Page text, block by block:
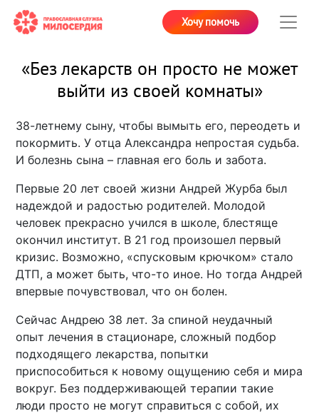
Хочу помочь
«Без лекарств он просто не может
выйти из своей комнаты»
38-летнему сыну, чтобы вымыть его, переодеть и
покормить. У отца Александра непростая судьба.
И болезнь сына – главная его боль и забота.
Первые 20 лет своей жизни Андрей Журба был
надеждой и радостью родителей. Молодой
человек прекрасно учился в школе, блестяще
окончил институт. В 21 год произошел первый
кризис. Возможно, «спусковым крючком» стало
ДТП, а может быть, что-то иное. Но тогда Андрей
впервые почувствовал, что он болен.
Сейчас Андрею 38 лет. За спиной неудачный
опыт лечения в стационаре, сложный подбор
подходящего лекарства, попытки
приспособиться к новому ощущению себя и мира
вокруг. Без поддерживающей терапии такие
люди просто не могут справиться с собой, их